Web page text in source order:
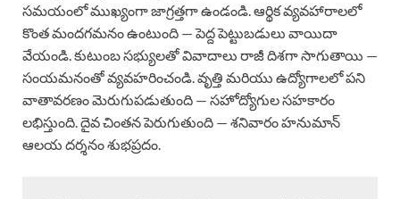
సమయంలో ముఖ్యంగా జాగ్రత్తగా ఉండండి. ఆర్థిక వ్యవహారాలలో
కొంత మందగమనం ఉంటుంది — పెద్ద పెట్టుబడులు వాయిదా
వేయండి. కుటుంబ సభ్యులతో వివాదాలు రాజీ దిశగా సాగుతాయి —
సంయమనంతో వ్యవహరించండి. వృత్తి మరియు ఉద్యోగాలలో పని
వాతావరణం మెరుగుపడుతుంది — సహోద్యోగుల సహకారం
లభిస్తుంది. దైవ చింతన పెరుగుతుంది — శనివారం హనుమాన్
ఆలయ దర్శనం శుభప్రదం.